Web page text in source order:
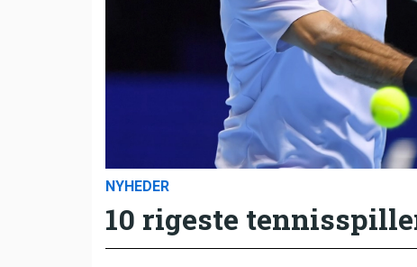
NYHEDER
10 rigeste